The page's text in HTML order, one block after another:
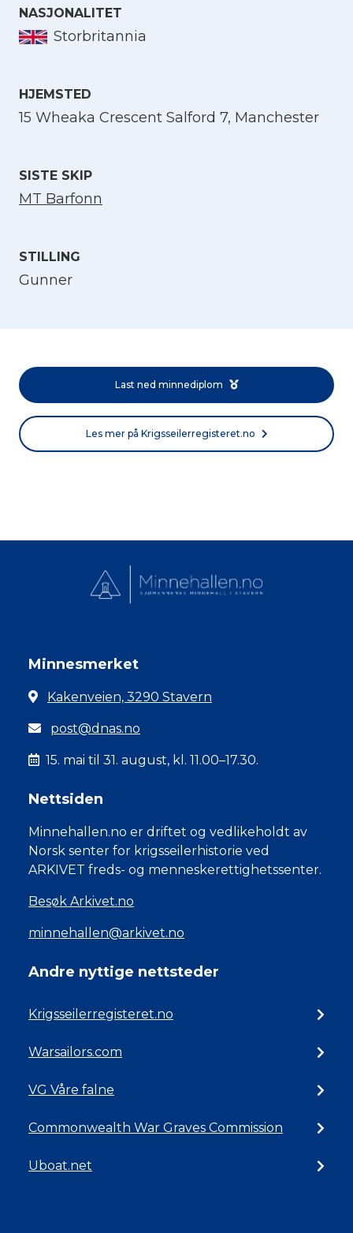
NASJONALITET
Storbritannia
HJEMSTED
15 Wheaka Crescent Salford 7, Manchester
SISTE SKIP
MT Barfonn
STILLING
Gunner
Last ned minnediplom
Les mer på Krigsseilerregisteret.no
Minnesmerket
Kakenveien, 3290 Stavern
post@dnas.no
15. mai til 31. august, kl. 11.00–17.30.
Nettsiden
Minnehallen.no er driftet og vedlikeholdt av
Norsk senter for krigsseilerhistorie ved
ARKIVET freds- og menneskerettighetssenter.
Besøk Arkivet.no
minnehallen@arkivet.no
Andre nyttige nettsteder
Krigsseilerregisteret.no
Warsailors.com
VG Våre falne
Commonwealth War Graves Commission
Uboat.net